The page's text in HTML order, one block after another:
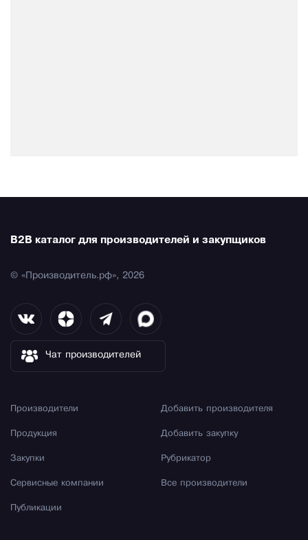
B2B каталог для производителей и закупщиков
© «Производитель.рф», 2026
Чат производителей
Производители
Продукция
Закупки
Сервисные компании
Публикации
Добавить производителя
Добавить закупку
Рубрикатор
Все производители